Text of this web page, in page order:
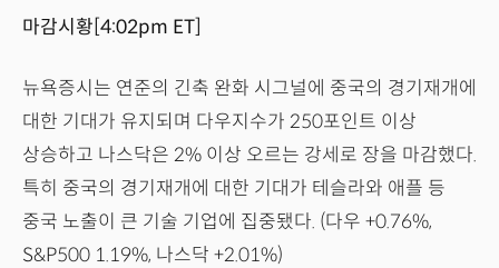
마감시황[4:02pm ET]
뉴욕증시는 연준의 긴축 완화 시그널에 중국의 경기재개에
대한 기대가 유지되며 다우지수가 250포인트 이상
상승하고 나스닥은 2% 이상 오르는 강세로 장을 마감했다.
특히 중국의 경기재개에 대한 기대가 테슬라와 애플 등
중국 노출이 큰 기술 기업에 집중됐다. (다우 +0.76%,
S&P500 1.19%, 나스닥 +2.01%)